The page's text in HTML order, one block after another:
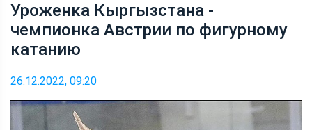
Уроженка Кыргызстана -
чемпионка Австрии по фигурному
катанию
26.12.2022, 09:20